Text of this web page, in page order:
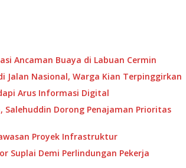
Ancaman Buaya di Labuan Cermin
Jalan Nasional, Warga Kian Terpinggirkan
Arus Informasi Digital
Dorong Penajaman Prioritas
Proyek Infrastruktur
Suplai Demi Perlindungan Pekerja